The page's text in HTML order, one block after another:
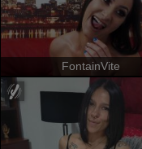
FontainVite